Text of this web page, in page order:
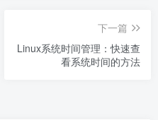
下一篇
Linux系统时间管理：快速查
看系统时间的方法